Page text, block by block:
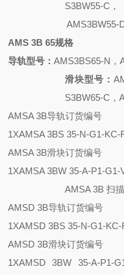
S3BW55-C，
AMS3BW55-
AMS 3B 65规格
导轨型号：AMS3BS65-N，
滑块型号：
S3BW65-C，
AMSA 3B导轨订货编号
1XAMSA 3BS 35-N-G1-KC-
AMSA 3B滑块订货编号
1XAMSA 3BW 35-A-P1-G1-
AMSA 3B 扫
AMSD 3B导轨订货编号
1XAMSD 3BS 35-N-G1-KC-
AMSD 3B滑块订货编号
1XAMSD 3BW 35-A-P1-